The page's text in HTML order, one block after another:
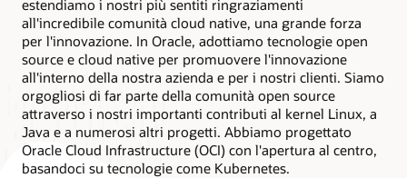
estendiamo i nostri più sentiti ringraziamenti
all'incredibile comunità cloud native, una grande forza
per l'innovazione. In Oracle, adottiamo tecnologie open
source e cloud native per promuovere l'innovazione
all'interno della nostra azienda e per i nostri clienti. Siamo
orgogliosi di far parte della comunità open source
attraverso i nostri importanti contributi al kernel Linux, a
Java e a numerosi altri progetti. Abbiamo progettato
Oracle Cloud Infrastructure (OCI) con l'apertura al centro,
basandoci su tecnologie come Kubernetes.